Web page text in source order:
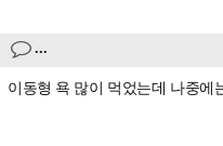
...
이동형 욕 많이 먹었는데 나중에